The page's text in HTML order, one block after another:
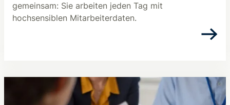
gemeinsam: Sie arbeiten jeden Tag mit
hochsensiblen Mitarbeiterdaten.